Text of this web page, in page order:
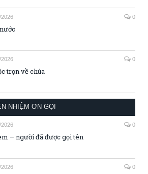
2026 0
2026 0
trọn về chúa
NHIỆM ƠN GỌI
2026 0
– người đã được gọi tên
2026 0